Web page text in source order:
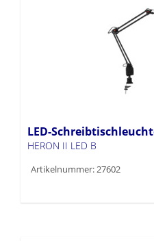
LED-
HERON II LED B
Artikelnummer: 27602